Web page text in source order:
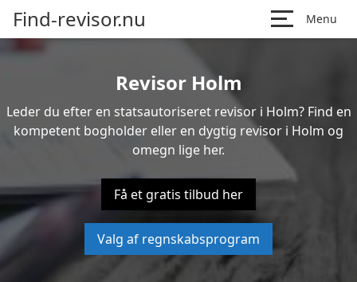
Find-revisor.nu Menu
Revisor Holm
Leder du efter en statsautoriseret revisor i Holm? Find en
kompetent bogholder eller en dygtig revisor i Holm og
omegn lige her.
Få et gratis tilbud her
Valg af regnskabsprogram